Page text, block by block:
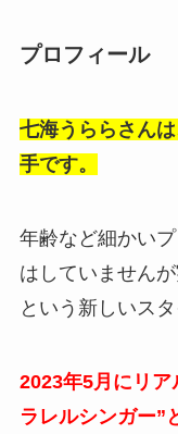
プロフィール
七海うららさん
手です。
年齢など細かい
はしていません
という新しいス
2023年5月にリ
ラレルシンガー”